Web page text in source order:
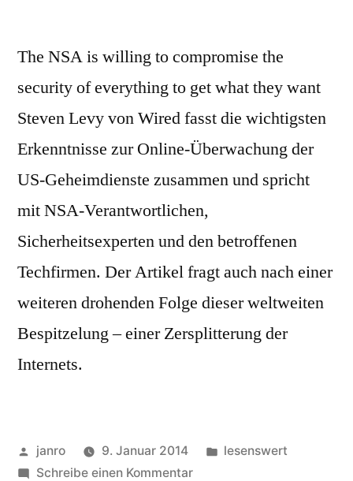
The NSA is willing to compromise the
security of everything to get what they want
Steven Levy von Wired fasst die wichtigsten
Erkenntnisse zur Online-Überwachung der
US-Geheimdienste zusammen und spricht
mit NSA-Verantwortlichen,
Sicherheitsexperten und den betroffenen
Techfirmen. Der Artikel fragt auch nach einer
weiteren drohenden Folge dieser weltweiten
Bespitzelung – einer Zersplitterung der
Internets.
Veröffentlicht
von
janro 9. Januar 2014
Veröffentlicht
lesenswert
Schreibe einen Kommentarzu